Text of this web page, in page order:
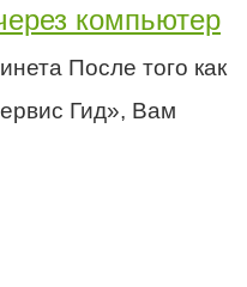
компьютер
После того как
Гид», Вам